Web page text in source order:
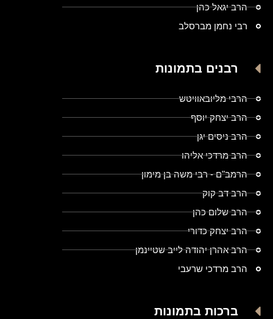
הרב יגאל כהן
רבי נחמן מברסלב
רבנים בתמונות
הרבי מליובאוויטש
הרב יצחק יוסף
הרב ניסים יגן
הרב מרדכי אליהו
הרמב"ם - רבי משה בן מימון
הרב דב קוק
הרב שלום כהן
הרב יצחק כדורי
הרב אהרן יהודה לייב שטיינמן
הרב מרדכי שרעבי
ברכות בתמונות